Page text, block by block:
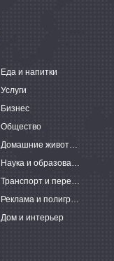
Еда и напитки
Услуги
Бизнес
Общество
Домашние животные
Наука и образование
Транспорт и перевозки
Реклама и полиграфия
Дом и интерьер